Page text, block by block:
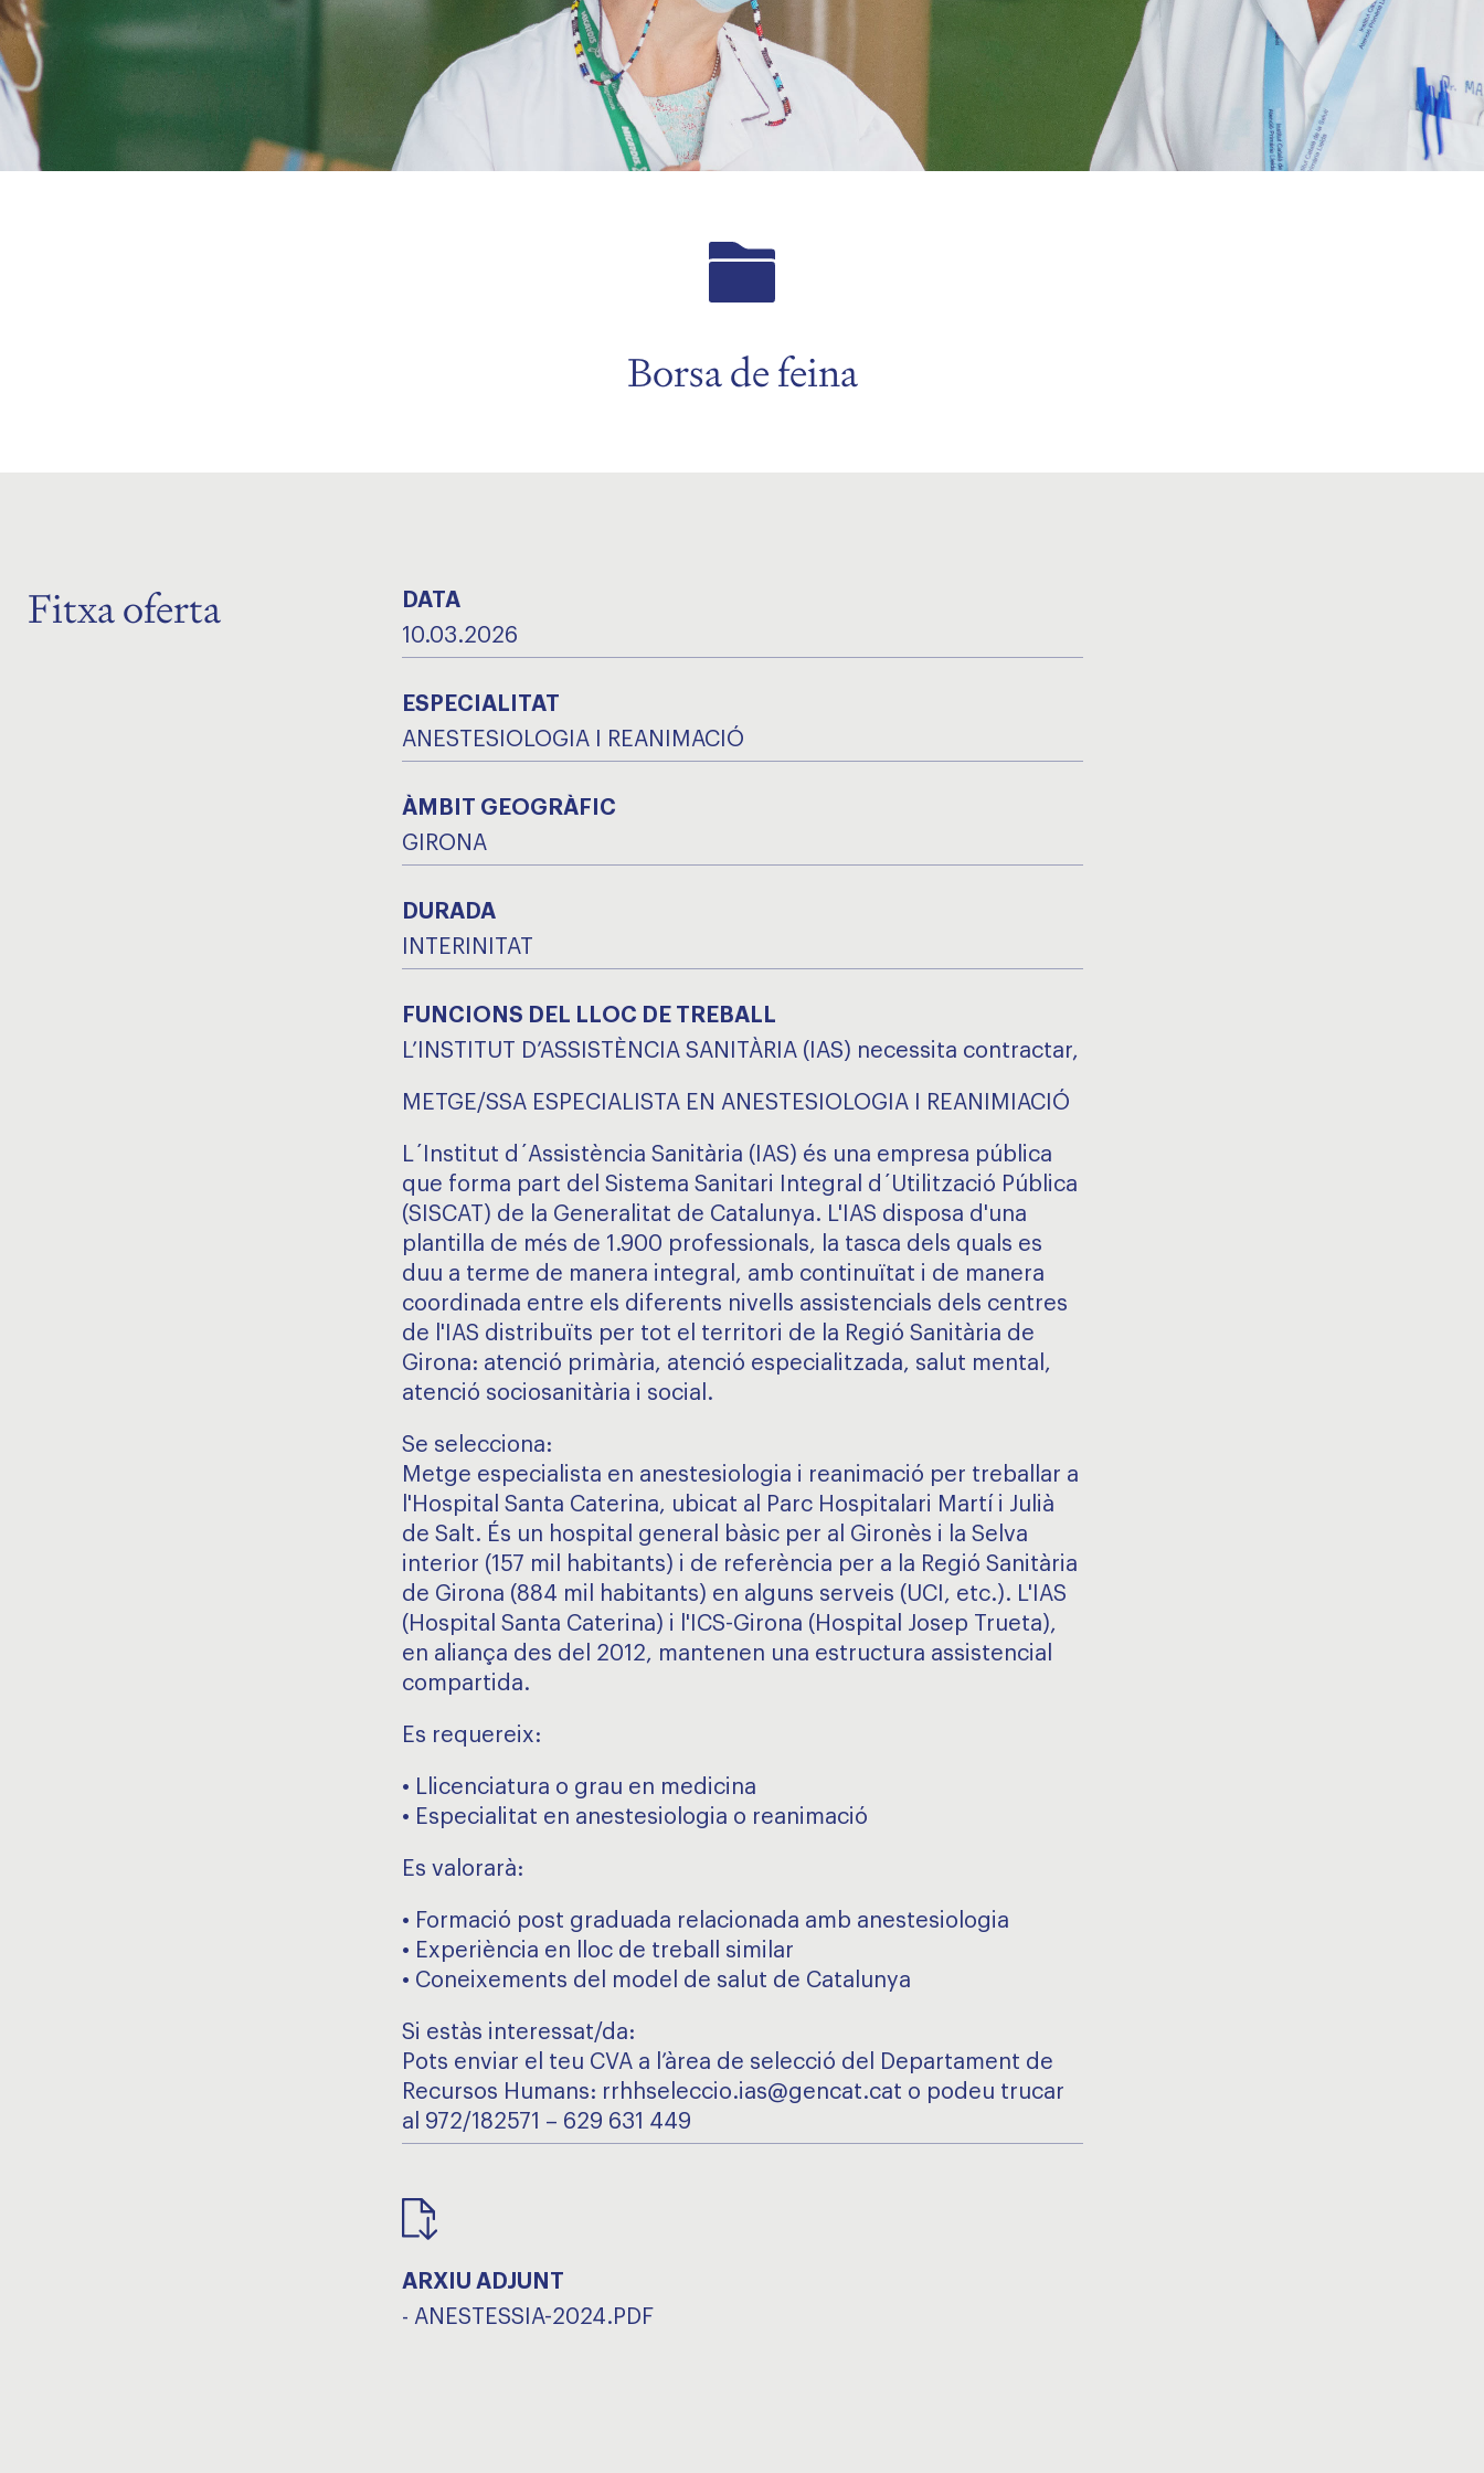
Borsa de feina
Fitxa oferta
DATA
10.03.2026
ESPECIALITAT
ANESTESIOLOGIA I REANIMACIÓ
ÀMBIT GEOGRÀFIC
GIRONA
DURADA
INTERINITAT
FUNCIONS DEL LLOC DE TREBALL
L’INSTITUT D’ASSISTÈNCIA SANITÀRIA (IAS) necessita contractar,
METGE/SSA ESPECIALISTA EN ANESTESIOLOGIA I REANIMIACIÓ
L´Institut d´Assistència Sanitària (IAS) és una empresa pública
que forma part del Sistema Sanitari Integral d´Utilització Pública
(SISCAT) de la Generalitat de Catalunya. L'IAS disposa d'una
plantilla de més de 1.900 professionals, la tasca dels quals es
duu a terme de manera integral, amb continuïtat i de manera
coordinada entre els diferents nivells assistencials dels centres
de l'IAS distribuïts per tot el territori de la Regió Sanitària de
Girona: atenció primària, atenció especialitzada, salut mental,
atenció sociosanitària i social.
Se selecciona:
Metge especialista en anestesiologia i reanimació per treballar a
l'Hospital Santa Caterina, ubicat al Parc Hospitalari Martí i Julià
de Salt. És un hospital general bàsic per al Gironès i la Selva
interior (157 mil habitants) i de referència per a la Regió Sanitària
de Girona (884 mil habitants) en alguns serveis (UCI, etc.). L'IAS
(Hospital Santa Caterina) i l'ICS-Girona (Hospital Josep Trueta),
en aliança des del 2012, mantenen una estructura assistencial
compartida.
Es requereix:
• Llicenciatura o grau en medicina
• Especialitat en anestesiologia o reanimació
Es valorarà:
• Formació post graduada relacionada amb anestesiologia
• Experiència en lloc de treball similar
• Coneixements del model de salut de Catalunya
Si estàs interessat/da:
Pots enviar el teu CVA a l’àrea de selecció del Departament de
Recursos Humans: rrhhseleccio.ias@gencat.cat o podeu trucar
al 972/182571 – 629 631 449
ARXIU ADJUNT
- ANESTESSIA-2024.PDF